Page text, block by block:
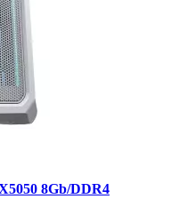
8Gb/DDR4